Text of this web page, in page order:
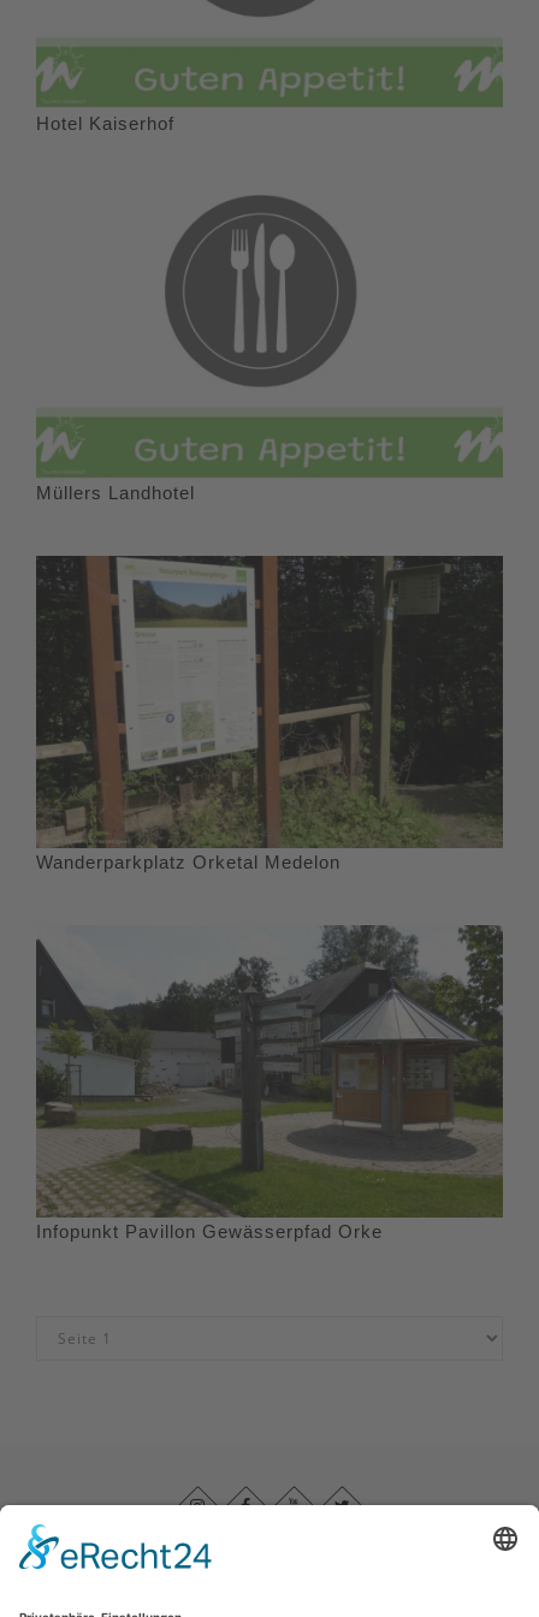
eine imposante, rund 500 Jahre alte Linde, die ein Art
der Ortsmitte an der Bushaltestelle und dem
Wanderparkplatz an der Winterberger Straße.
Hotel Kaiserhof
Müllers Landhotel
Wanderparkplatz Orketal Medelon
Infopunkt Pavillon Gewässerpfad Orke